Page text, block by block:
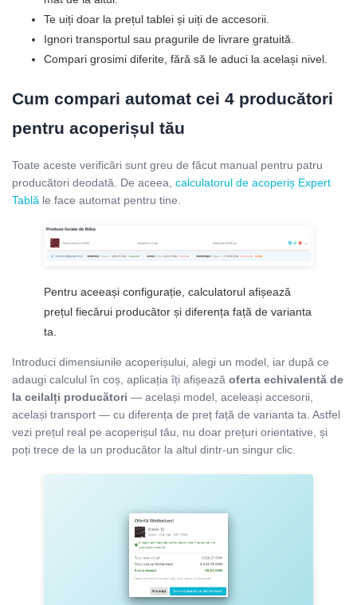
Te uiți doar la prețul tablei și uiți de accesorii.
Ignori transportul sau pragurile de livrare gratuită.
Compari grosimi diferite, fără să le aduci la același nivel.
Cum compari automat cei 4 producători
pentru acoperișul tău
Toate aceste verificări sunt greu de făcut manual pentru patru
producători deodată. De aceea, calculatorul de acoperiș Expert
Tablă le face automat pentru tine.
Pentru aceeași configurație, calculatorul afișează
prețul fiecărui producător și diferența față de varianta
ta.
Introduci dimensiunile acoperișului, alegi un model, iar după ce
adaugi calculul în coș, aplicația îți afișează oferta echivalentă de
la ceilalți producători — același model, aceleași accesorii,
același transport — cu diferența de preț față de varianta ta. Astfel
vezi prețul real pe acoperișul tău, nu doar prețuri orientative, și
poți trece de la un producător la altul dintr-un singur clic.